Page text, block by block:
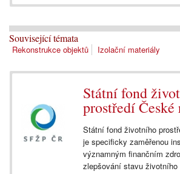
Související témata
Rekonstrukce objektů Izolační materiály
Státní fond
prostředí
Státní fond životního
je specificky zaměřenou
významným finančním
zlepšování stavu životního